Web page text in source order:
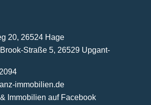
20, 26524 Hage
Straße 5, 26529 Upgant-
immobilien.de
Immobilien auf Facebook